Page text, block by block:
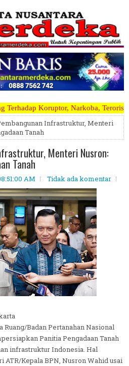
Musuh Rakyat
Infrastruktur, Menteri
Tanah
Menteri Nusron:
Tanah
AM Tidak ada komentar
Badan Pertanahan Nasional
Panitia Pengadaan Tanah
infrastruktur Indonesia. Hal
Kepala BPN, Nusron Wahid usai